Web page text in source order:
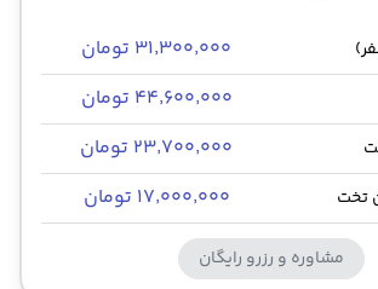
۳۱٬۳۰۰٬۰۰۰ تومان
۴۴٬۶۰۰٬۰۰۰ تومان
۲۳٬۷۰۰٬۰۰۰ تومان
تخت ۱۷٬۰۰۰٬۰۰۰ تومان
مشاوره و رزرو رایگان